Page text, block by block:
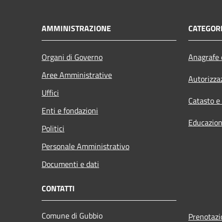
AMMINISTRAZIONE
Organi di Governo
Aree Amministrative
Uffici
Enti e fondazioni
Politici
Personale Amministrativo
Documenti e dati
Catasto
CONTATTI
Comune di Gubbio